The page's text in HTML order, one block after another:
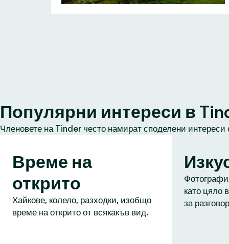
Популярни интереси в
Членовете на Tinder често намират споделени
Време на
открито
Хайкове, колело, разходки, изобщо
време на открито от всякакъв вид.
като цяло
за